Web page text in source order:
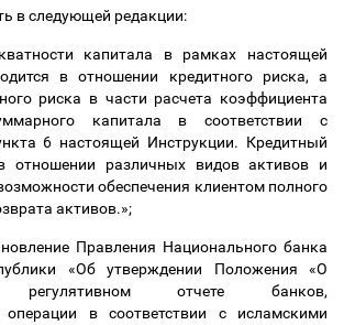
в следующей редакции:
капитала в рамках настоящей
в отношении кредитного риска, а
риска в части расчета коэффициента
капитала в соответствии с
6 настоящей Инструкции. Кредитный
отношении различных видов активов и
обеспечения клиентом полного
активов.»;
Правления Национального банка
«Об утверждении Положения «О
регулятивном отчете банков,
в соответствии с исламскими